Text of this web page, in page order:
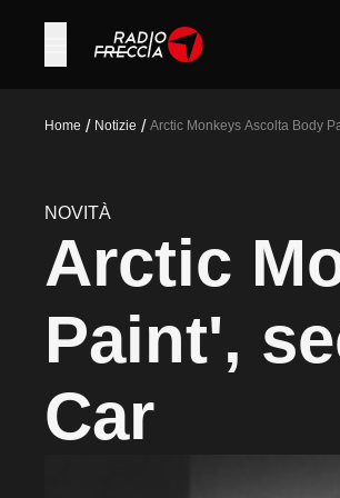
Home / Notizie / Arctic Monkeys Ascolta Body
NOVITÀ
Arctic
Paint',
Car